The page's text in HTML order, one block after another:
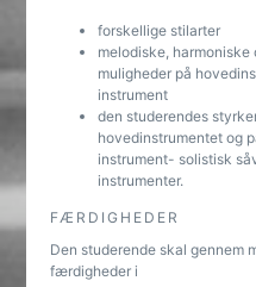
forskellige stilarter
melodiske,
muligheder på
instrument
den studerendes
hovedinstrumentet og
instrument- solistisk
instrumenter.
FÆRDIGHEDER
Den studerende skal gennem
færdigheder i